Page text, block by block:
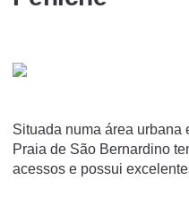
Situada numa área urbana
Praia de São Bernardino
acessos e possui